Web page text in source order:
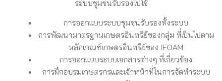
ระบบชุมชนรับรองไปใช้
การออกแบบระบบชุมชนรับรองทั้งระบบ
การพัฒนามาตรฐานเกษตรอินทรีย์ของกลุ่ม ที่เป็นไปตาม
หลักเกณฑ์เกษตรอินทรีย์ของ IFOAM
การออกแบบระบบเอกสารต่างๆ ที่เกี่ยวข้อง
การฝึกอบรมเกษตรกรและเจ้าหน้าที่ในการจัดทำระบบ